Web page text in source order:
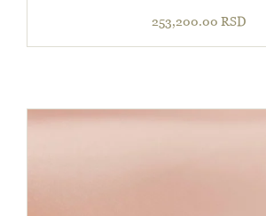
253,200.00 RSD